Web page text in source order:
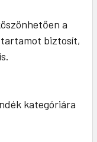
a
biztosít,
kategóriára